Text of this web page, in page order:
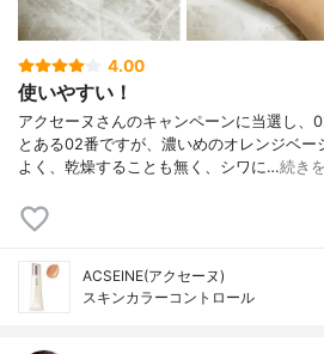
4.00
使いやすい！
アクセーヌさんのキャンペーンに当選し、
とある02番ですが、濃いめのオレンジベ
よく、乾燥することも無く、シワに…続き
ACSEINE(アクセーヌ)
スキンカラーコントロール